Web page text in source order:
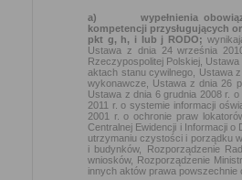
a) wypełnienia
kompetencji przysługujących
pkt g, h, i lub j RODO;
Ustawa z dnia 24 września
Rzeczypospolitej Polskiej,
aktach stanu cywilnego, Ustawa
wykonawcze, Ustawa z dnia 26
Ustawa z dnia 6 grudnia 2008 r.
2011 r. o systemie informacji
2001 r. o ochronie praw
Centralnej Ewidencji i Informacji
utrzymaniu czystości i porządku
i budynków, Rozporządzenie
wniosków, Rozporządzenie
innych aktów prawa